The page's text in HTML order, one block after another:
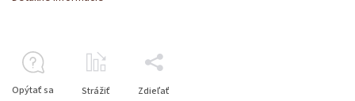
Opýtať sa Strážiť Zdieľať